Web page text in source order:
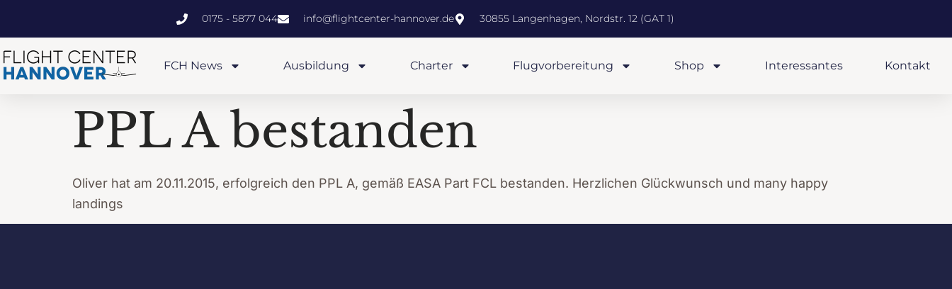
0175 - 5877 044 info@flightcenter-hannover.de 30855 Langenhagen, Nordstr. 12 (GAT 1)
FCH News Ausbildung Charter Flugvorbereitung Shop Interessantes Kontakt
PPL A bestanden
Oliver hat am 20.11.2015, erfolgreich den PPL A, gemäß EASA Part FCL bestanden. Herzlichen Glückwunsch und many happy
landings